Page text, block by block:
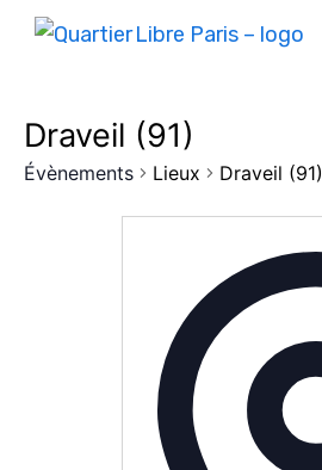
Draveil (91)
Évènements Lieux Draveil (91)